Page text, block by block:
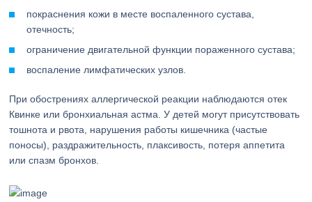
покраснения кожи в месте воспаленного сустава,
отечность;
ограничение двигательной функции пораженного сустава;
воспаление лимфатических узлов.
При обострениях аллергической реакции наблюдаются отек
Квинке или бронхиальная астма. У детей могут присутствовать
тошнота и рвота, нарушения работы кишечника (частые
поносы), раздражительность, плаксивость, потеря аппетита
или спазм бронхов.